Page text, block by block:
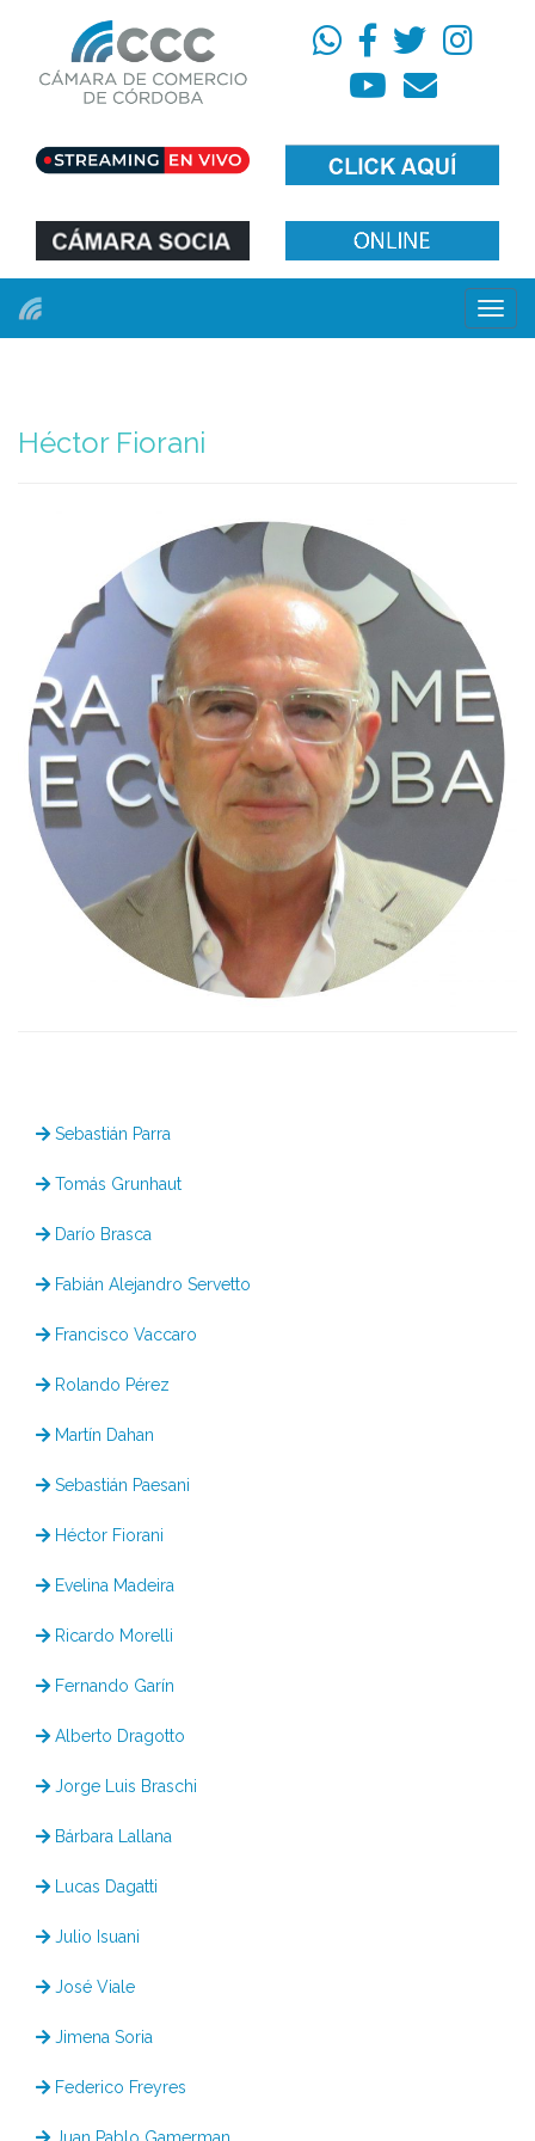
Menú
Héctor Fiorani
Sebastián Parra
Tomás Grunhaut
Darío Brasca
Fabián Alejandro Servetto
Francisco Vaccaro
Rolando Pérez
Martín Dahan
Sebastián Paesani
Héctor Fiorani
Evelina Madeira
Ricardo Morelli
Fernando Garín
Alberto Dragotto
Jorge Luis Braschi
Bárbara Lallana
Lucas Dagatti
Julio Isuani
José Viale
Jimena Soria
Federico Freyres